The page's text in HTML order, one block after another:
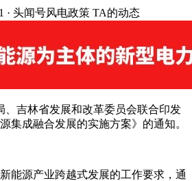
· 头闻号风电政策 TA的动态
、吉林省发展和改革委员会联合印发
集成融合发展的实施方案》的通知。
能源产业跨越式发展的工作要求，通